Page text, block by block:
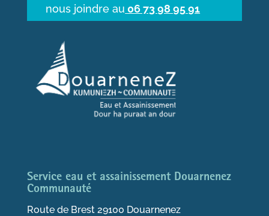
nous joindre au 06 73 98 95 91
Service eau et assainissement Douarnenez
Communauté
Route de Brest 29100 Douarnenez